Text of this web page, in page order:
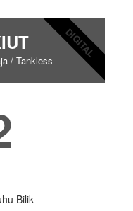
/ Tankless
Bilik
DIGITAL